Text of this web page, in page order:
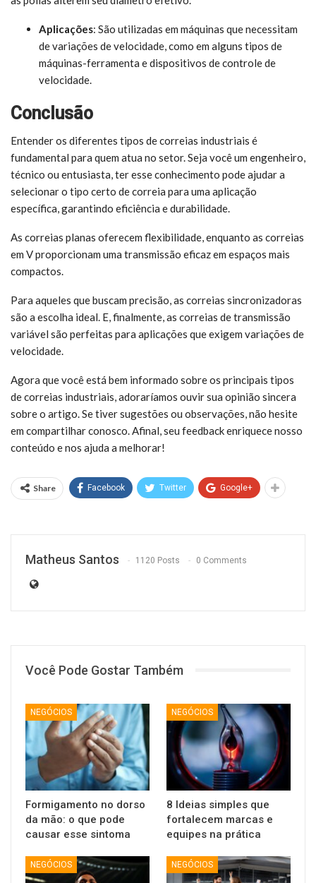
Aplicações: São utilizadas em máquinas que necessitam
de variações de velocidade, como em alguns tipos de
máquinas-ferramenta e dispositivos de controle de
velocidade.
Conclusão
Entender os diferentes tipos de correias industriais é
fundamental para quem atua no setor. Seja você um engenheiro,
técnico ou entusiasta, ter esse conhecimento pode ajudar a
selecionar o tipo certo de correia para uma aplicação
específica, garantindo eficiência e durabilidade.
As correias planas oferecem flexibilidade, enquanto as correias
em V proporcionam uma transmissão eficaz em espaços mais
compactos.
Para aqueles que buscam precisão, as correias sincronizadoras
são a escolha ideal. E, finalmente, as correias de transmissão
variável são perfeitas para aplicações que exigem variações de
velocidade.
Agora que você está bem informado sobre os principais tipos
de correias industriais, adoraríamos ouvir sua opinião sincera
sobre o artigo. Se tiver sugestões ou observações, não hesite
em compartilhar conosco. Afinal, seu feedback enriquece nosso
conteúdo e nos ajuda a melhorar!
Share Facebook Twitter Google+
Matheus Santos 1120 Posts 0 Comments
Você Pode Gostar Também
NEGÓCIOS
Formigamento no dorso
da mão: o que pode
causar esse sintoma
NEGÓCIOS
8 Ideias simples que
fortalecem marcas e
equipes na prática
NEGÓCIOS NEGÓCIOS